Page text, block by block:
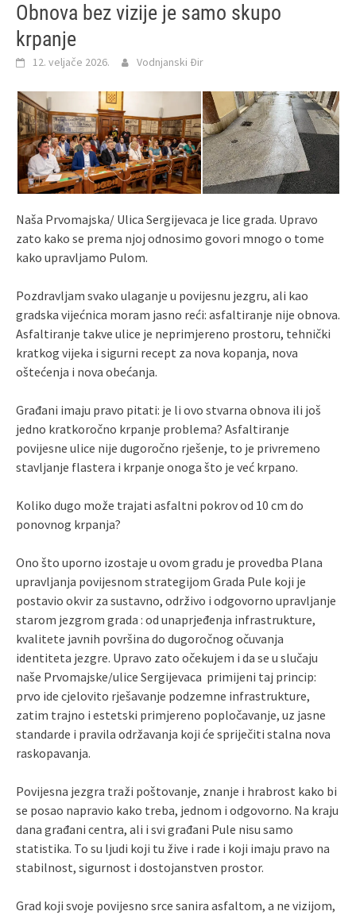
Obnova bez vizije je samo skupo
krpanje
12. veljače 2026. Vodnjanski Đir
Naša Prvomajska/ Ulica Sergijevaca je lice grada. Upravo
zato kako se prema njoj odnosimo govori mnogo o tome
kako upravljamo Pulom.
Pozdravljam svako ulaganje u povijesnu jezgru, ali kao
gradska vijećnica moram jasno reći: asfaltiranje nije obnova.
Asfaltiranje takve ulice je neprimjereno prostoru, tehnički
kratkog vijeka i sigurni recept za nova kopanja, nova
oštećenja i nova obećanja.
Građani imaju pravo pitati: je li ovo stvarna obnova ili još
jedno kratkoročno krpanje problema? Asfaltiranje
povijesne ulice nije dugoročno rješenje, to je privremeno
stavljanje flastera i krpanje onoga što je već krpano.
Koliko dugo može trajati asfaltni pokrov od 10 cm do
ponovnog krpanja?
Ono što uporno izostaje u ovom gradu je provedba Plana
upravljanja povijesnom strategijom Grada Pule koji je
postavio okvir za sustavno, održivo i odgovorno upravljanje
starom jezgrom grada : od unaprjeđenja infrastrukture,
kvalitete javnih površina do dugoročnog očuvanja
identiteta jezgre. Upravo zato očekujem i da se u slučaju
naše Prvomajske/ulice Sergijevaca primijeni taj princip:
prvo ide cjelovito rješavanje podzemne infrastrukture,
zatim trajno i estetski primjereno popločavanje, uz jasne
standarde i pravila održavanja koji će spriječiti stalna nova
raskopavanja.
Povijesna jezgra traži poštovanje, znanje i hrabrost kako bi
se posao napravio kako treba, jednom i odgovorno. Na kraju
dana građani centra, ali i svi građani Pule nisu samo
statistika. To su ljudi koji tu žive i rade i koji imaju pravo na
stabilnost, sigurnost i dostojanstven prostor.
Grad koji svoje povijesno srce sanira asfaltom, a ne vizijom,